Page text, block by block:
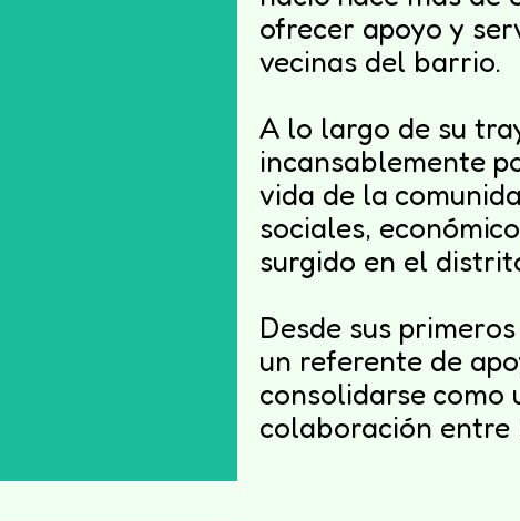
ofrecer apoyo y
vecinas del barrio.
A lo largo de su
incansablemente
vida de la
sociales,
surgido en el
Desde sus
un referente de
consolidarse como
colaboración